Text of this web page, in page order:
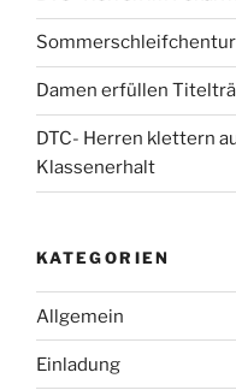
Damen erfüllen
DTC- Herren klettern
Klassenerhalt
KATEGORIEN
Allgemein
Einladung